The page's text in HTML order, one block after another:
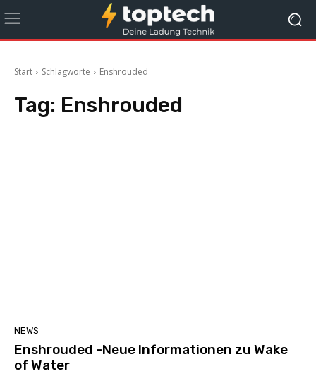
Start Schlagworte Enshrouded
Tag: Enshrouded
NEWS
Enshrouded -Neue Informationen zu Wake
of Water